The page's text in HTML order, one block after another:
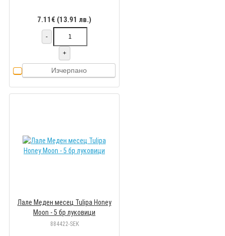
7.11€ (13.91 лв.)
-
+
Изчерпано
Лале Меден месец Tulipа Honey
Moon - 5 бр луковици
884422-SEK